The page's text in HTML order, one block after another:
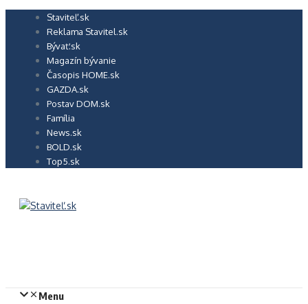
Preskočiť
Staviteľ.sk
Reklama Stavitel.sk
Bývať.sk
Magazín bývanie
Časopis HOME.sk
GAZDA.sk
Postav DOM.sk
Família
News.sk
BOLD.sk
Top5.sk
Menu